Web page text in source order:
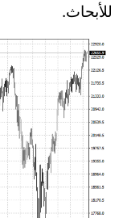
للأبحاث.